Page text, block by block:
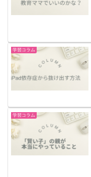
学習コラム
学習コラム